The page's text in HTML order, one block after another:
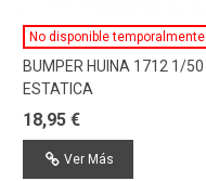
No disponible temporalmente
BUMPER HUINA 1712 1/50
ESTATICA
18,95 €
Ver Más